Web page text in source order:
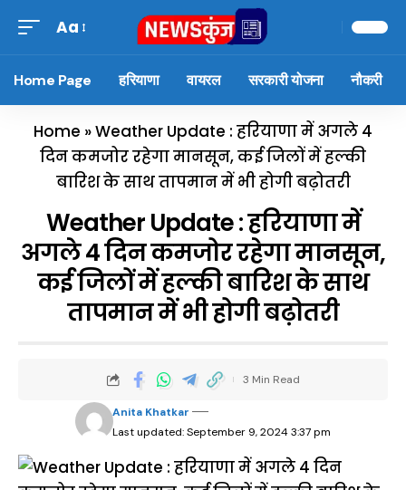
Aa
Home Page हरियाणा वायरल सरकारी योजना नौकरी
Home »Weather Update : हरियाणा में अगले 4
दिन कमजोर रहेगा मानसून, कई जिलों में हल्की
बारिश के साथ तापमान में भी होगी बढ़ोतरी
Weather Update : हरियाणा में
अगले 4 दिन कमजोर रहेगा मानसून,
कई जिलों में हल्की बारिश के साथ
तापमान में भी होगी बढ़ोतरी
Last updated: September 9, 2024 3:37 pm
Anita Khatkar
3 Min Read